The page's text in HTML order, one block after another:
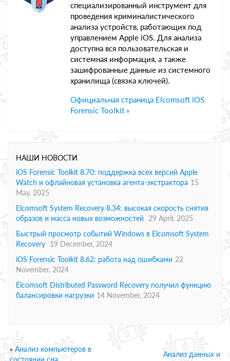
специализированный инструмент для
проведения криминалистического
анализа устройств, работающих под
управлением Apple iOS. Для анализа
доступна вся пользовательская и
системная информация, а также
зашифрованные данные из системного
хранилища (связка ключей).
Официальная страница Elcomsoft iOS
Forensic Toolkit »
НАШИ НОВОСТИ
iOS Forensic Toolkit 8.70: поддержка всех версий Apple
Watch и офлайновая установка агента-экстрактора 15
May, 2025
Elcomsoft System Recovery 8.34: высокая скорость снятия
образов и масса новых возможностей
29 April, 2025
Быстрый просмотр событий Windows в Elcomsoft System
Recovery 19 December, 2024
iOS Forensic Toolkit 8.62: работа над ошибками 22
November, 2024
Elcomsoft Distributed Password Recovery получил функцию
балансировки нагрузки 14 November, 2024
« Анализ компьютеров в
Анализ данных и